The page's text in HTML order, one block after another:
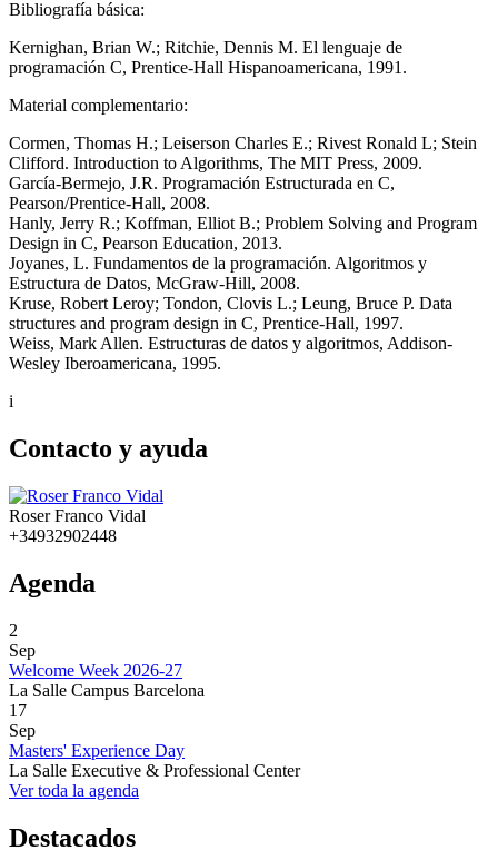
Bibliografía básica:
Kernighan, Brian W.; Ritchie, Dennis M. El lenguaje de
programación C, Prentice-Hall Hispanoamericana, 1991.
Material complementario:
Cormen, Thomas H.; Leiserson Charles E.; Rivest Ronald L; Stein
Clifford. Introduction to Algorithms, The MIT Press, 2009.
García-Bermejo, J.R. Programación Estructurada en C,
Pearson/Prentice-Hall, 2008.
Hanly, Jerry R.; Koffman, Elliot B.; Problem Solving and Program
Design in C, Pearson Education, 2013.
Joyanes, L. Fundamentos de la programación. Algoritmos y
Estructura de Datos, McGraw-Hill, 2008.
Kruse, Robert Leroy; Tondon, Clovis L.; Leung, Bruce P. Data
structures and program design in C, Prentice-Hall, 1997.
Weiss, Mark Allen. Estructuras de datos y algoritmos, Addison-
Wesley Iberoamericana, 1995.
i
Contacto y ayuda
Roser Franco Vidal
+34932902448
Agenda
2
Sep
Welcome Week 2026-27
La Salle Campus Barcelona
17
Sep
Masters' Experience Day
La Salle Executive & Professional Center
Ver toda la agenda
Destacados